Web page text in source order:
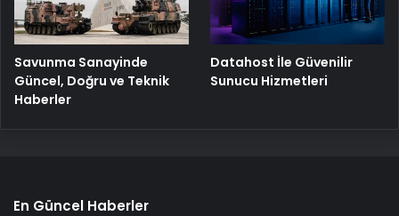
Savunma Sanayinde
Güncel, Doğru ve Teknik
Haberler
Datahost İle Güvenilir
Sunucu Hizmetleri
En Güncel Haberler